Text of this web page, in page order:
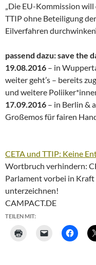
„Die EU-Kommission
TTIP ohne Beteiligung
Eilverfahren
passend dazu: save the
19.08.2016 – in
weiter geht’s – bereits
und weitere
17.09.2016 – in Berlin &
Großemos für fairen
CETA und TTIP: Keine
Wortbruch verhindern:
Parlament vorbei in
unterzeichnen!
CAMPACT.DE
TEILEN MIT: